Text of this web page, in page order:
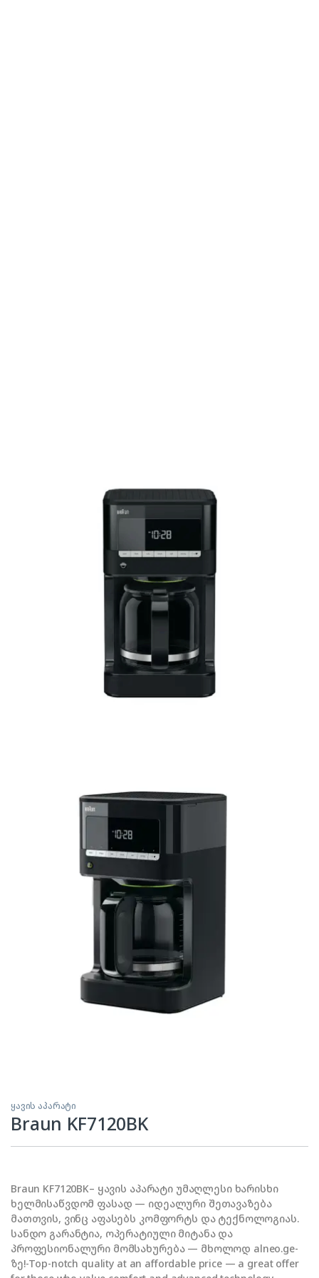
ყავის აპარატი
Braun KF7120BK
Braun KF7120BK– ყავის აპარატი უმაღლესი ხარისხი
ხელმისაწვდომ ფასად — იდეალური შეთავაზება
მათთვის, ვინც აფასებს კომფორტს და ტექნოლოგიას.
სანდო გარანტია, ოპერატიული მიტანა და
პროფესიონალური მომსახურება — მხოლოდ alneo.ge-
ზე!-Top-notch quality at an affordable price — a great offer